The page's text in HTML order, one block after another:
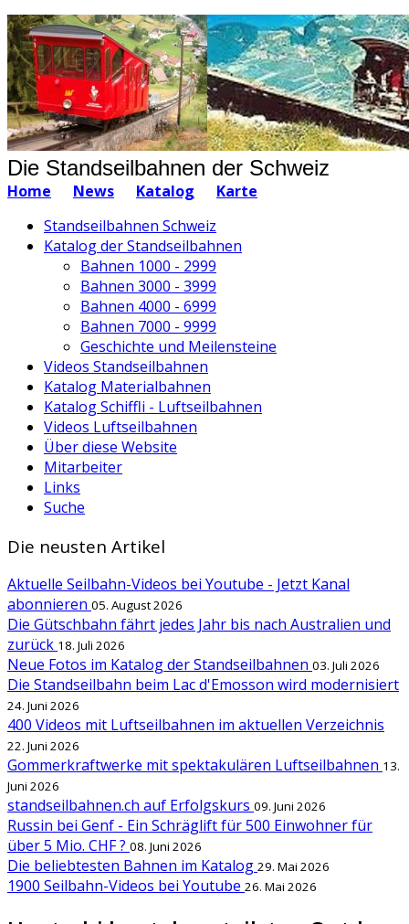
Die Standseilbahnen der Schweiz
Home News Katalog
Karte
Standseilbahnen Schweiz
Katalog der Standseilbahnen
Bahnen 1000 - 2999
Bahnen 3000 - 3999
Bahnen 4000 - 6999
Bahnen 7000 - 9999
Geschichte und Meilensteine
Videos Standseilbahnen
Katalog Materialbahnen
Katalog Schiffli - Luftseilbahnen
Videos Luftseilbahnen
Über diese Website
Mitarbeiter
Links
Suche
Die neusten Artikel
Aktuelle Seilbahn-Videos bei Youtube - Jetzt Kanal
abonnieren 05. August 2026
Die Gütschbahn fährt jedes Jahr bis nach Australien und
zurück 18. Juli 2026
Neue Fotos im Katalog der Standseilbahnen 03. Juli 2026
Die Standseilbahn beim Lac d'Emosson wird modernisiert
24. Juni 2026
400 Videos mit Luftseilbahnen im aktuellen Verzeichnis
22. Juni 2026
Gommerkraftwerke mit spektakulären Luftseilbahnen 13.
Juni 2026
standseilbahnen.ch auf Erfolgskurs 09. Juni 2026
Russin bei Genf - Ein Schräglift für 500 Einwohner für
über 5 Mio. CHF ? 08. Juni 2026
Die beliebtesten Bahnen im Katalog 29. Mai 2026
1900 Seilbahn-Videos bei Youtube 26. Mai 2026